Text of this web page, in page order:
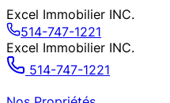
Excel Immobilier INC.
514-747-1221
Excel Immobilier INC.
514-747-1221